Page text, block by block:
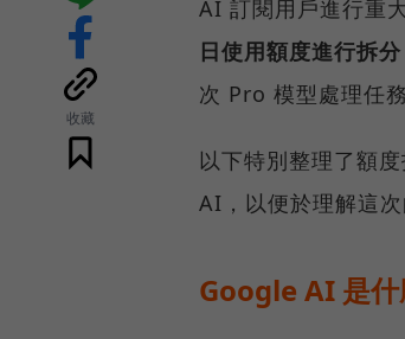
收藏
AI 訂閱用戶進行重
日使用額度進行拆分
次 Pro 模型處理任
以下特別整理了額
AI，以便於理解這
Google AI 是什